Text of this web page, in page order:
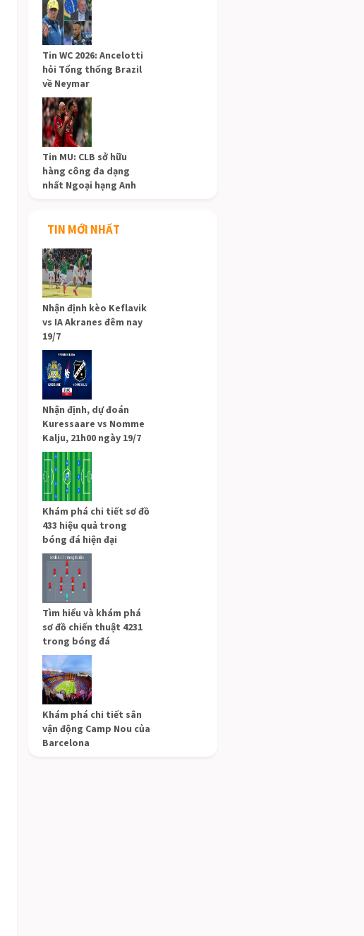
Tin WC 2026: Ancelotti
hỏi Tổng thống Brazil
về Neymar
Tin MU: CLB sở hữu
hàng công đa dạng
nhất Ngoại hạng Anh
TIN MỚI NHẤT
Nhận định kèo Keflavik
vs IA Akranes đêm nay
19/7
Nhận định, dự đoán
Kuressaare vs Nomme
Kalju, 21h00 ngày 19/7
Khám phá chi tiết sơ đồ
433 hiệu quả trong
bóng đá hiện đại
Tìm hiểu và khám phá
sơ đồ chiến thuật 4231
trong bóng đá
Khám phá chi tiết sân
vận động Camp Nou của
Barcelona